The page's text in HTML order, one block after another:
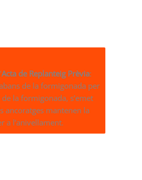
Acta de Replanteig Prèvia:
de la formigonada per
la formigonada, s’emet
ancoratges mantenen la
a l’anivellament.